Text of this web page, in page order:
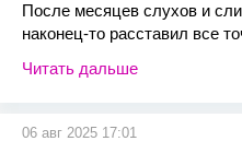
После месяцев слухов и
наконец-то расставил все
Читать дальше
06 авг 2025 17:01